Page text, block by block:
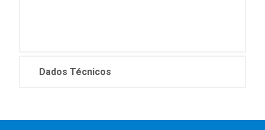
Dados Técnicos